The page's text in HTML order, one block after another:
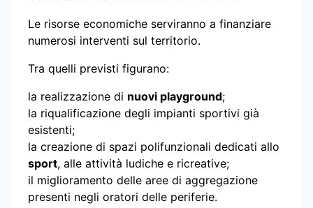
Le risorse economiche serviranno a finanziare
numerosi interventi sul territorio.
Tra quelli previsti figurano:
la realizzazione di nuovi playground;
la riqualificazione degli impianti sportivi già
esistenti;
la creazione di spazi polifunzionali dedicati allo
sport, alle attività ludiche e ricreative;
il miglioramento delle aree di aggregazione
presenti negli oratori delle periferie.